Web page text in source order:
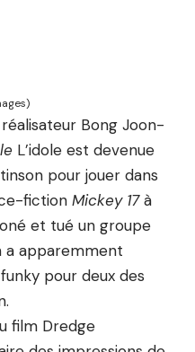
Bong Joon-
L’idole est devenue
pour jouer dans
fiction Mickey 17à
et tué un groupe
a apparemment
pour deux des
film Dredge